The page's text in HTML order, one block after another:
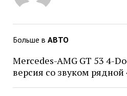
Больше в АВТО
Mercedes-AMG GT 53 4-
версия со звуком рядной